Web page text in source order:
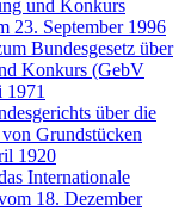
und Konkurs
23. September 1996
Bundesgesetz über
Konkurs (GebV
über die
Grundstücken
1920
Internationale
18. Dezember